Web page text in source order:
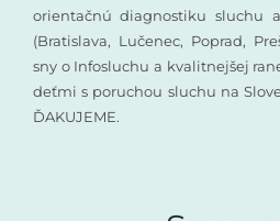
orientačnú diagnostiku sluchu
(Bratislava, Lučenec, Poprad,
sny o Infosluchu a kvalitnejšej
deťmi s poruchou sluchu na
ĎAKUJEME.